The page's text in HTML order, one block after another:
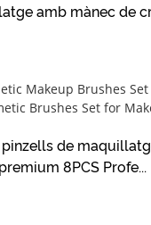
amb mànec de
de
premium 8PCS Profe...